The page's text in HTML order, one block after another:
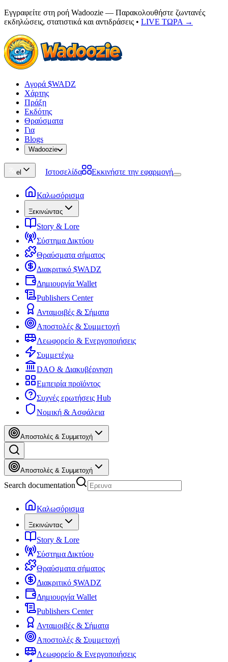
Εγγραφείτε στη ροή Wadoozie — Παρακολουθήστε ζωντανές
εκδηλώσεις, στατιστικά και αντιδράσεις • LIVE ΤΩΡΑ →
Αγορά $WADZ
Χάρτης
Πράξη
Εκδότης
Θραύσματα
Για
Blogs
Wadoozie
el Ιστοσελίδα Εκκινήστε την εφαρμογή
Καλωσόρισμα
Ξεκινώντας
Story & Lore
Σύστημα Δικτύου
Θραύσματα σήματος
Διακριτικό $WADZ
Δημιουργία Wallet
Publishers Center
Ανταμοιβές & Σήματα
Αποστολές & Συμμετοχή
Λεωφορείο & Ενεργοποιήσεις
Συμμετέχω
DAO & Διακυβέρνηση
Εμπειρία προϊόντος
Συχνές ερωτήσεις Hub
Νομική & Ασφάλεια
Αποστολές & Συμμετοχή
Αποστολές & Συμμετοχή
Search documentation
Καλωσόρισμα
Ξεκινώντας
Story & Lore
Σύστημα Δικτύου
Θραύσματα σήματος
Διακριτικό $WADZ
Δημιουργία Wallet
Publishers Center
Ανταμοιβές & Σήματα
Αποστολές & Συμμετοχή
Λεωφορείο & Ενεργοποιήσεις